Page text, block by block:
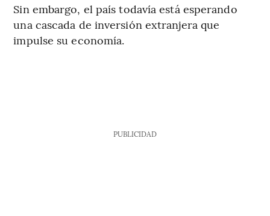
Sin embargo, el país todavía está esperando
una cascada de inversión extranjera que
impulse su economía.
PUBLICIDAD